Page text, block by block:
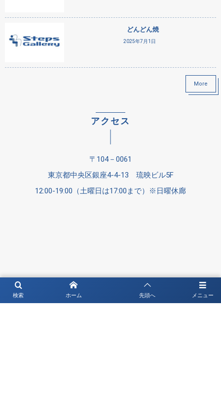
メニュー
検索 ホーム 先頭へ
どんどん焼
2025年7月1日
More
アクセス
〒104－0061
東京都中央区銀座4-4-13 琉映ビル5F
12:00-19:00（土曜日は17:00まで）※日曜休廊